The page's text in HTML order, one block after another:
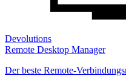
Devolutions
Remote Desktop Manager
Der beste Remote-